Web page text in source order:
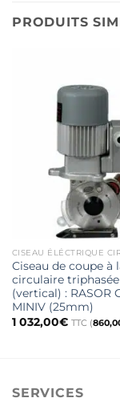
PRODUITS
CISEAU ÉLÉCTRIQUE
Ciseau de coupe à
circulaire triphasée
(vertical) : RASOR
MINIV (25mm)
1 032,00€ TTC (
SERVICES